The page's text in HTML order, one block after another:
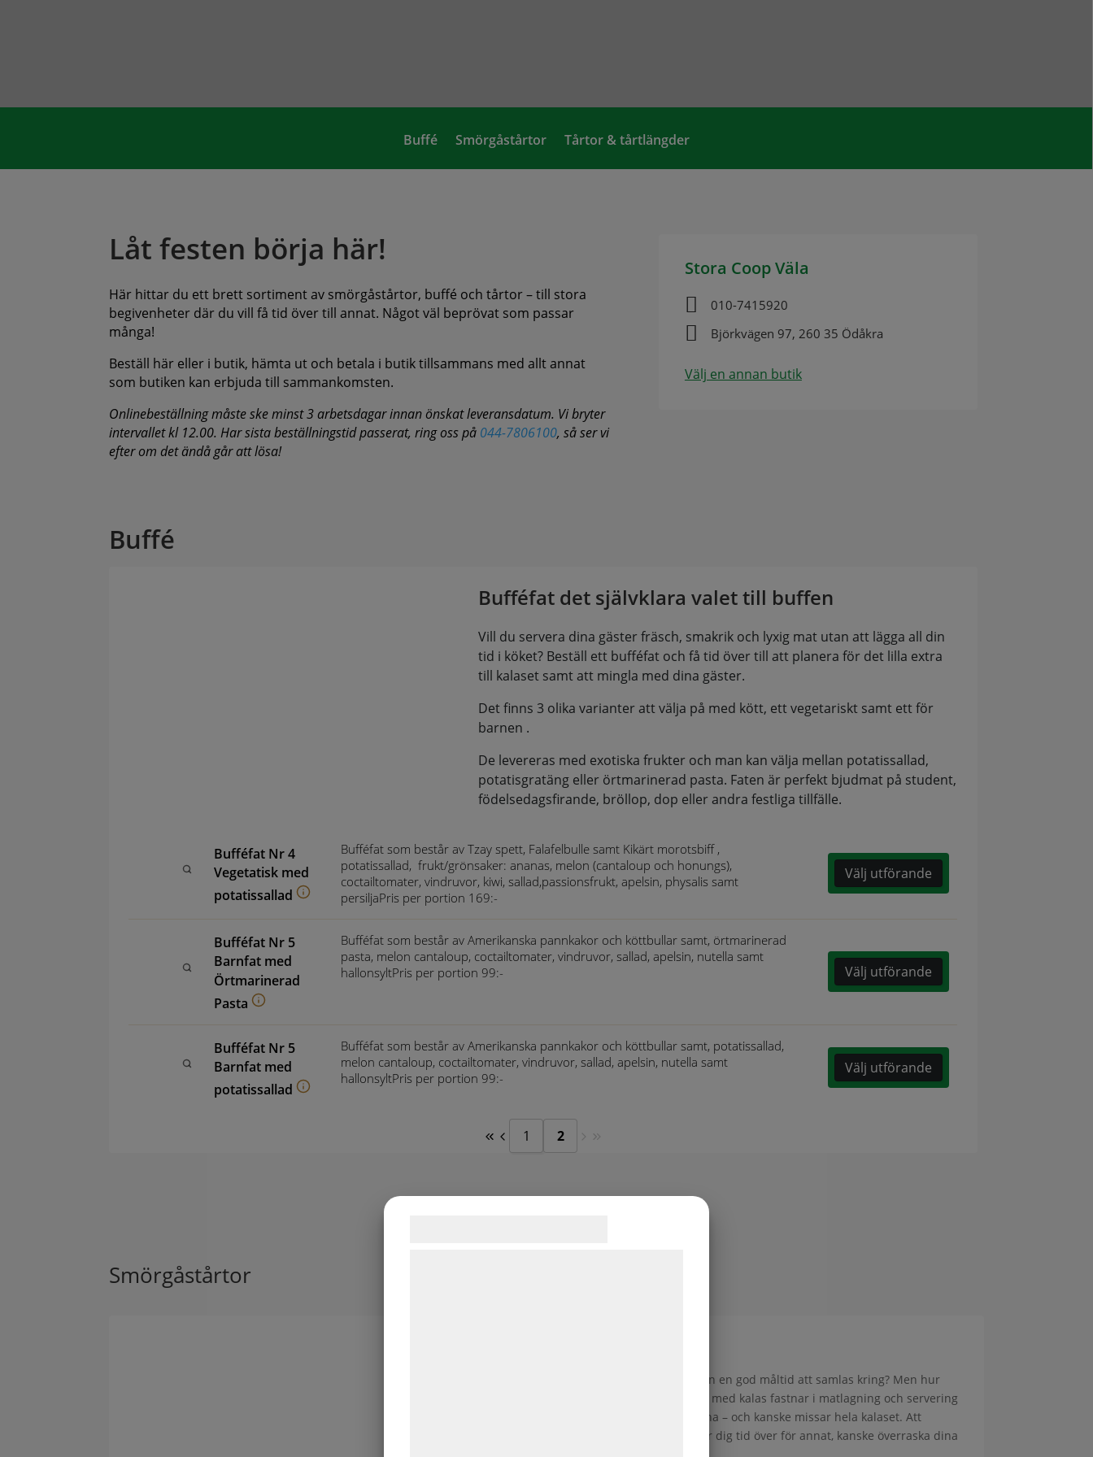
Buffé Smörgåstårtor Tårtor & tårtlängder
Låt festen börja här!
Här hittar du ett brett sortiment av smörgåstårtor, buffé och tårtor – till stora
begivenheter där du vill få tid över till annat. Något väl beprövat som passar
många!
Beställ här eller i butik, hämta ut och betala i butik tillsammans med allt annat
som butiken kan erbjuda till sammankomsten.
Onlinebeställning måste ske minst 3 arbetsdagar innan önskat leveransdatum. Vi bryter
intervallet kl 12.00. Har sista beställningstid passerat, ring oss på 044-7806100, så ser vi
efter om det ändå går att lösa!
Stora Coop Väla
 010-7415920
 Björkvägen 97, 260 35 Ödåkra
Välj en annan butik
Buffé
Bufféfat det självklara valet till buffen
Vill du servera dina gäster fräsch, smakrik och lyxig mat utan att lägga all din
tid i köket? Beställ ett bufféfat och få tid över till att planera för det lilla extra
till kalaset samt att mingla med dina gäster.
Det finns 3 olika varianter att välja på med kött, ett vegetariskt samt ett för
barnen .
De levereras med exotiska frukter och man kan välja mellan potatissallad,
potatisgratäng eller örtmarinerad pasta. Faten är perfekt bjudmat på student,
födelsedagsfirande, bröllop, dop eller andra festliga tillfälle.
Bufféfat Nr 4
Vegetatisk med
potatissallad
Bufféfat som består av Tzay spett, Falafelbulle samt Kikärt morotsbiff ,
potatissallad, frukt/grönsaker: ananas, melon (cantaloup och honungs),
coctailtomater, vindruvor, kiwi, sallad,passionsfrukt, apelsin, physalis samt
persiljaPris per portion 169:-
Välj utförande
Bufféfat Nr 5
Barnfat med
Örtmarinerad
Pasta
Bufféfat som består av Amerikanska pannkakor och köttbullar samt, örtmarinerad
pasta, melon cantaloup, coctailtomater, vindruvor, sallad, apelsin, nutella samt
hallonsyltPris per portion 99:-
Välj utförande
Bufféfat Nr 5
Barnfat med
potatissallad
Bufféfat som består av Amerikanska pannkakor och köttbullar samt, potatissallad,
melon cantaloup, coctailtomater, vindruvor, sallad, apelsin, nutella samt
hallonsyltPris per portion 99:-
Välj utförande
1 2
Smörgåstårtor
Så enkelt och så gott; vad vore en fest utan en god måltid att samlas kring? Men hur
ofta blir det inte så att den som ställer till med kalas fastnar i matlagning och servering
och får alldeles för lite tid över för gästerna – och kanske missar hela kalaset. Att
beställa smörgåstårta till din bjudning ger dig tid över för annat, kanske överraska dina